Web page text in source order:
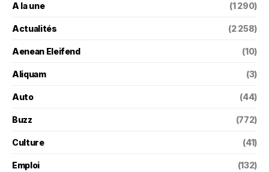
A la une (1 290)
Actualités (2 258)
Aenean Eleifend (10)
Aliquam (3)
Auto (44)
Buzz (772)
Culture (41)
Emploi (132)